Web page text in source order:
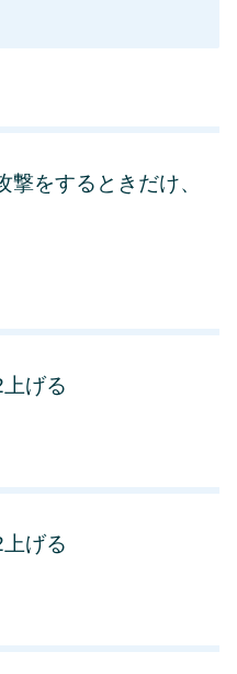
をするときだけ、
げる
げる